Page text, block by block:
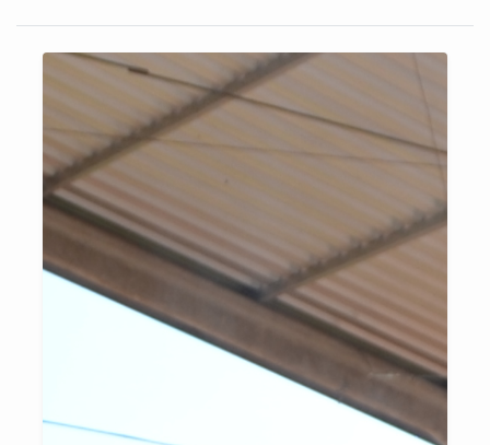
plantados nas casas vazias até completar as 100 quadras. Dois
produção nas 100 touceira.